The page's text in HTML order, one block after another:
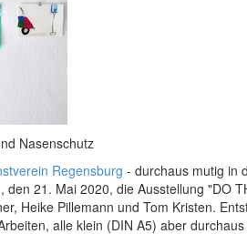
Nasenschutz
Regensburg - durchaus mutig in
21. Mai 2020, die Ausstellung "DO
Heike Pillemann und Tom Kristen.
alle klein (DIN A5) aber